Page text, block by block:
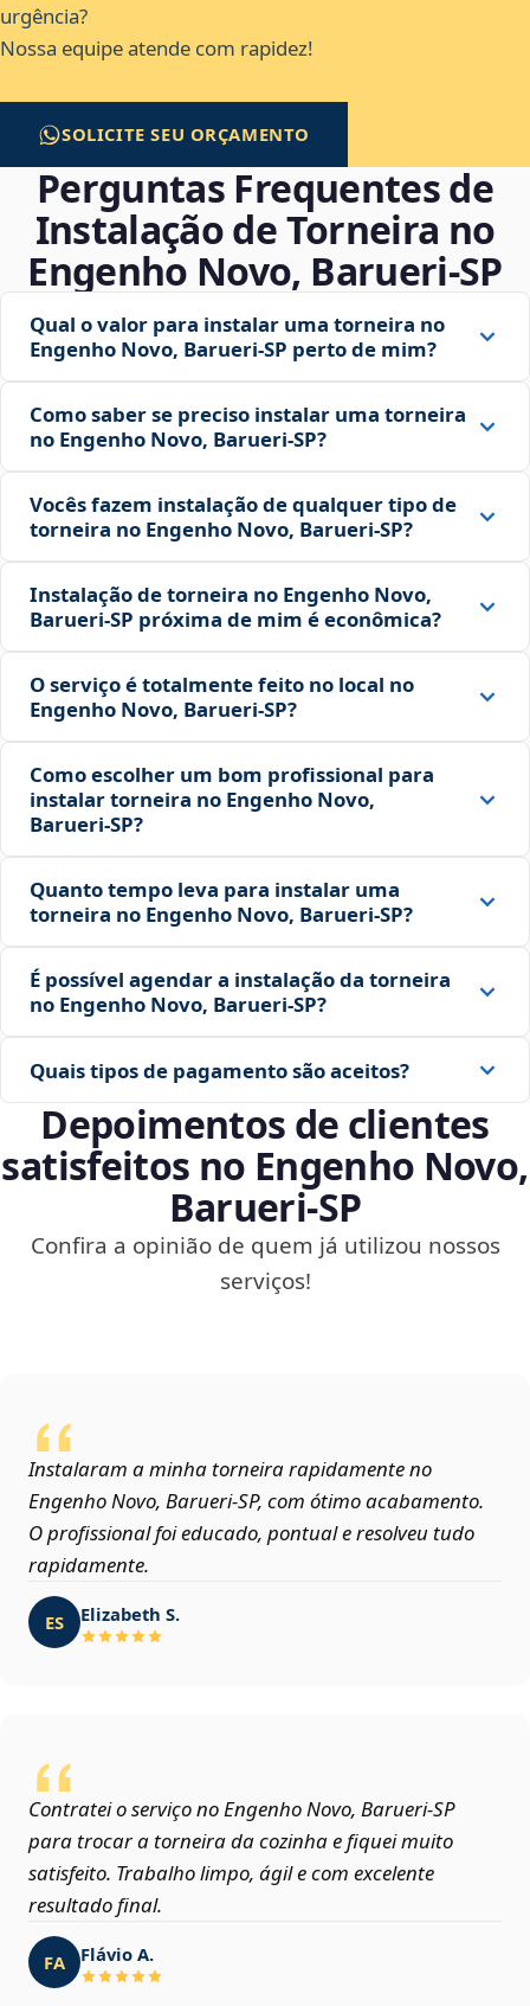
urgência?
Nossa equipe atende com rapidez!
SOLICITE SEU ORÇAMENTO
Perguntas Frequentes de
Instalação de Torneira no
Engenho Novo, Barueri‑SP
Qual o valor para instalar uma torneira no
Engenho Novo, Barueri‑SP perto de mim?
Como saber se preciso instalar uma torneira
no Engenho Novo, Barueri‑SP?
Vocês fazem instalação de qualquer tipo de
torneira no Engenho Novo, Barueri‑SP?
Instalação de torneira no Engenho Novo,
Barueri‑SP próxima de mim é econômica?
O serviço é totalmente feito no local no
Engenho Novo, Barueri‑SP?
Como escolher um bom profissional para
instalar torneira no Engenho Novo,
Barueri‑SP?
Quanto tempo leva para instalar uma
torneira no Engenho Novo, Barueri‑SP?
É possível agendar a instalação da torneira
no Engenho Novo, Barueri‑SP?
Quais tipos de pagamento são aceitos?
Depoimentos de clientes
satisfeitos no Engenho Novo,
Barueri‑SP
Confira a opinião de quem já utilizou nossos
serviços!
Instalaram a minha torneira rapidamente no
Engenho Novo, Barueri‑SP, com ótimo acabamento.
O profissional foi educado, pontual e resolveu tudo
rapidamente.
ES Elizabeth S.
Contratei o serviço no Engenho Novo, Barueri‑SP
para trocar a torneira da cozinha e fiquei muito
satisfeito. Trabalho limpo, ágil e com excelente
resultado final.
FA Flávio A.